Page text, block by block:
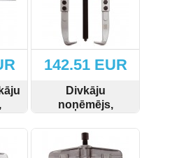
142.51 EUR
Divkāju
noņēmējs,
SKATĪT PIRKT